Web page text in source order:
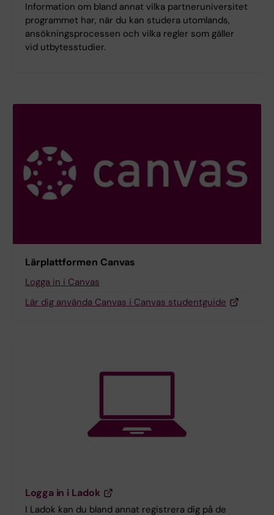
Information om bland annat vilka partneruniversitet
programmet har, när du kan studera utomlands,
ansökningsprocessen och vilka regler som gäller
vid utbytesstudier.
Lärplattformen Canvas
Logga in i Canvas
Lär dig använda Canvas i Canvas studentguide
Logga in i Ladok
I Ladok kan du bland annat registrera dig på de